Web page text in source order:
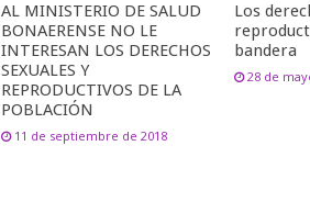
AL MINISTERIO DE SALUD
BONAERENSE NO LE
INTERESAN LOS DERECHOS
SEXUALES Y
REPRODUCTIVOS DE LA
POBLACIÓN
11 de septiembre de 2018
Los
bandera
28 de